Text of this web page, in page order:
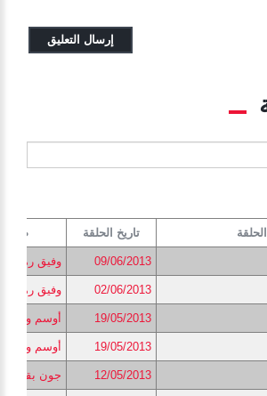
تاريخ الحلقة ضيف
09/06/2013 وفيق رمزى
02/06/2013 وفيق رمزى
19/05/2013 أوسم وصفي
19/05/2013 أوسم وصفي
12/05/2013 جون بقطر